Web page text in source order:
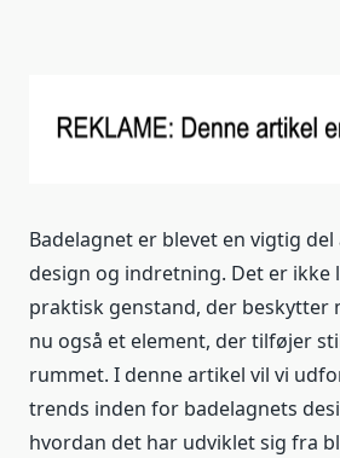
Badelagnet er blevet en vigtig
design og indretning. Det er
praktisk genstand, der beskytter
nu også et element, der tilføjer
rummet. I denne artikel vil vi
trends inden for badelagnets
hvordan det har udviklet sig fra